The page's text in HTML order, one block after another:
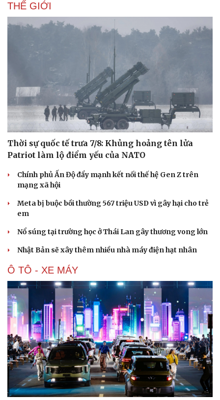
THẾ GIỚI
Thời sự quốc tế trưa 7/8: Khủng hoảng tên lửa
Patriot làm lộ điểm yếu của NATO
Chính phủ Ấn Độ đẩy mạnh kết nối thế hệ Gen Z trên
mạng xã hội
Meta bị buộc bồi thường 567 triệu USD vì gây hại cho trẻ
em
Nổ súng tại trường học ở Thái Lan gây thương vong lớn
Nhật Bản sẽ xây thêm nhiều nhà máy điện hạt nhân
Ô TÔ - XE MÁY